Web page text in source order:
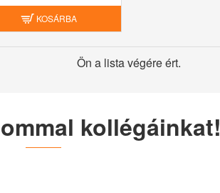
KOSÁRBA
Ön a lista végére ért.
kollégáinkat!